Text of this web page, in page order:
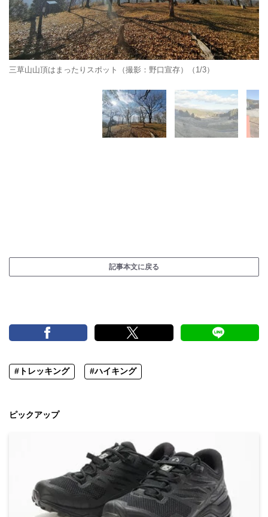
三草山山頂はまったりスポット（撮影：野口宣存）（1/3）
記事本文に戻る
#トレッキング #ハイキング
ピックアップ